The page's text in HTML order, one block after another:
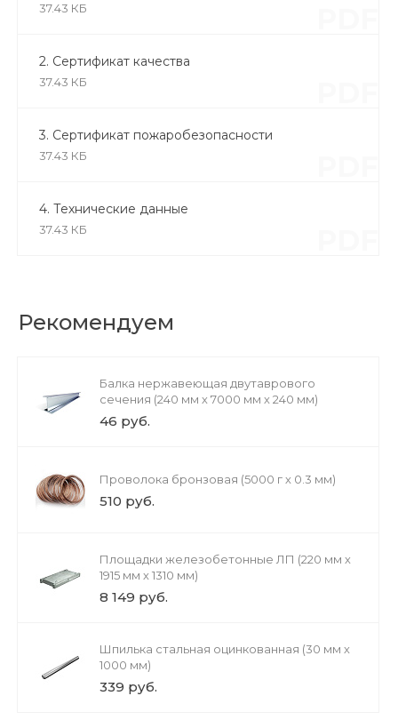
37.43 КБ
2. Сертификат качества
37.43 КБ
3. Сертификат пожаробезопасности
37.43 КБ
4. Технические данные
37.43 КБ
Рекомендуем
Балка нержавеющая двутаврового
сечения (240 мм х 7000 мм х 240 мм)
46 руб.
Проволока бронзовая (5000 г х 0.3 мм)
510 руб.
Площадки железобетонные ЛП (220 мм х
1915 мм х 1310 мм)
8 149 руб.
Шпилька стальная оцинкованная (30 мм х
1000 мм)
339 руб.